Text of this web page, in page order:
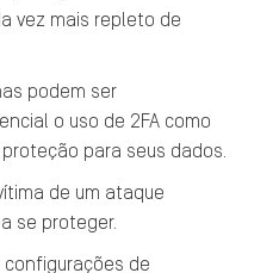
vez mais repleto de
podem ser
o uso de 2FA como
para seus dados.
de um ataque
se proteger.
configurações de